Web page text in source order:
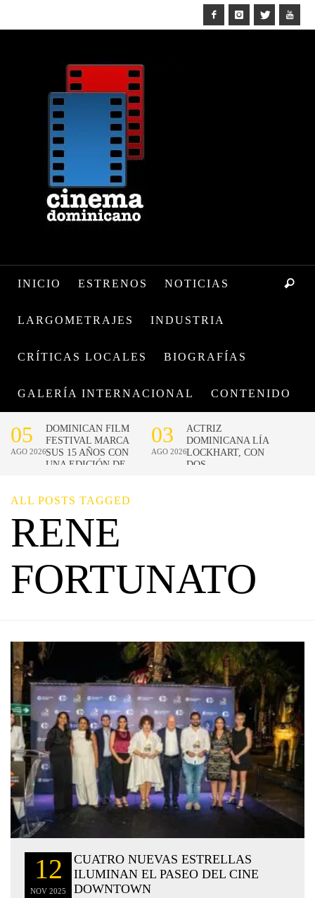
INICIO ESTRENOS NOTICIAS
LARGOMETRAJES INDUSTRIA
CRÍTICAS LOCALES BIOGRAFÍAS
GALERÍA INTERNACIONAL CONTENIDO
ALL POSTS TAGGED
RENE
FORTUNATO
12
NOV 2025
CUATRO NUEVAS ESTRELLAS
ILUMINAN EL PASEO DEL CINE
DOWNTOWN